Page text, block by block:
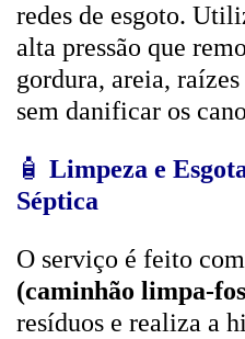
redes de esgoto.
alta pressão que
gordura, areia, raízes
sem danificar os
🧴 Limpeza e
Séptica
O serviço é feito
(caminhão limpa-
resíduos e realiza a